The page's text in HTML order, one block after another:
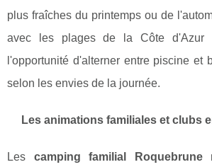
plus fraîches du printemps ou de
avec les plages de la Côte d'Azur
l'opportunité d'alterner entre piscine et
selon les envies de la journée.
Les animations familiales et clubs
Les camping familial Roquebrune